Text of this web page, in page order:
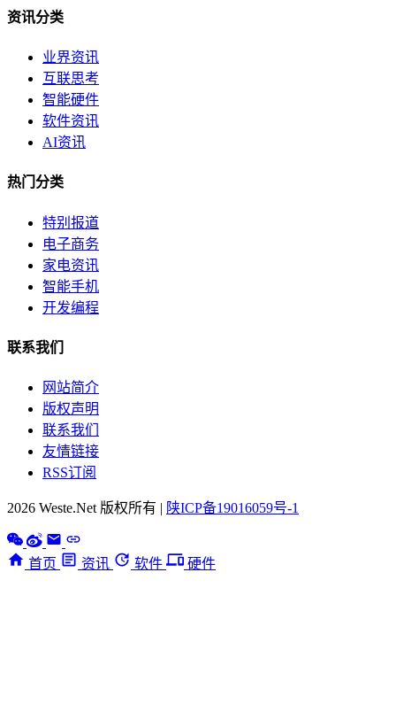
资讯分类
业界资讯
互联思考
智能硬件
软件资讯
AI资讯
热门分类
特别报道
电子商务
家电资讯
智能手机
开发编程
联系我们
网站简介
版权声明
联系我们
友情链接
RSS订阅
2026 Weste.Net 版权所有 | 陕ICP备19016059号-1
首页 资讯 软件 硬件